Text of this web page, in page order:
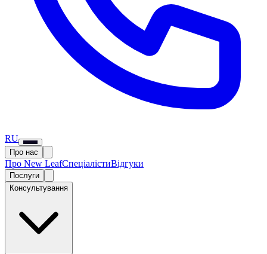
RU
Про нас
Про New LeafСпеціалістиВідгуки
Послуги
Консультування